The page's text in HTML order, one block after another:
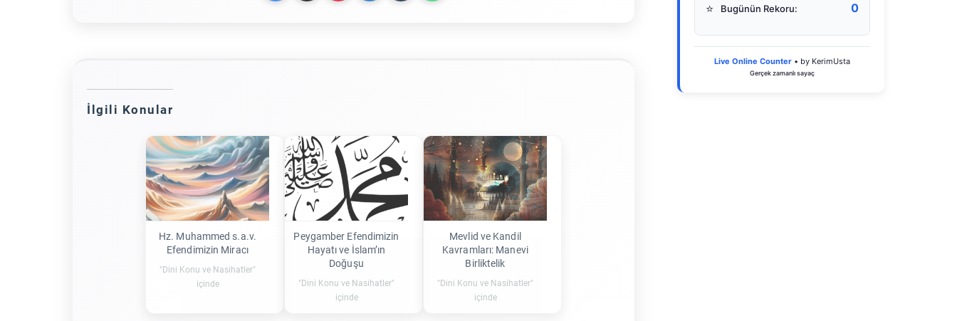
İlgili Konular
Hz. Muhammed s.a.v.
Efendimizin Miracı
"Dini Konu ve Nasihatler"
içinde
Peygamber Efendimizin
Hayatı ve İslam’ın
Doğuşu
"Dini Konu ve Nasihatler"
içinde
Mevlid ve Kandil
Kavramları: Manevi
Birliktelik
"Dini Konu ve Nasihatler"
içinde
⭐ Bugünün Rekoru: 0
Live Online Counter • by KerimUsta
Gerçek zamanlı sayaç